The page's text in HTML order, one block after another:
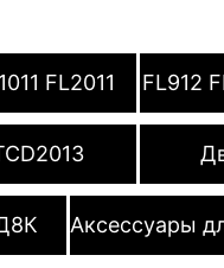
FL2011 FL912
Аксессуары